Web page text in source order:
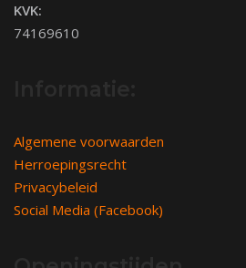
KVK:
74169610
Algemene voorwaarden
Herroepingsrecht
Privacybeleid
Social Media (Facebook)